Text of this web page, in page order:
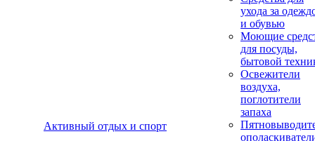
Активный отдых и спорт
ухода за
и обувью
Моющие
для посуды,
бытовой
Освежители
воздуха,
поглотители
запаха